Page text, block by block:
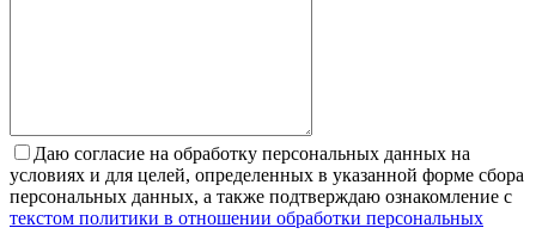
Даю согласие на обработку персональных данных на
условиях и для целей, определенных в указанной форме сбора
персональных данных, а также подтверждаю ознакомление с
текстом политики в отношении обработки персональных